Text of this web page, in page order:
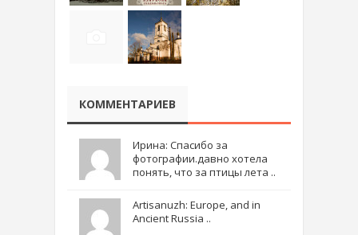
КОММЕНТАРИЕВ
Ирина: Спасибо за
фотографии.давно хотела
понять, что за птицы лета ..
Artisanuzh: Europe, and in
Ancient Russia ..